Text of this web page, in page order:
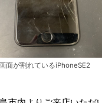
面が割れているiPhoneSE2